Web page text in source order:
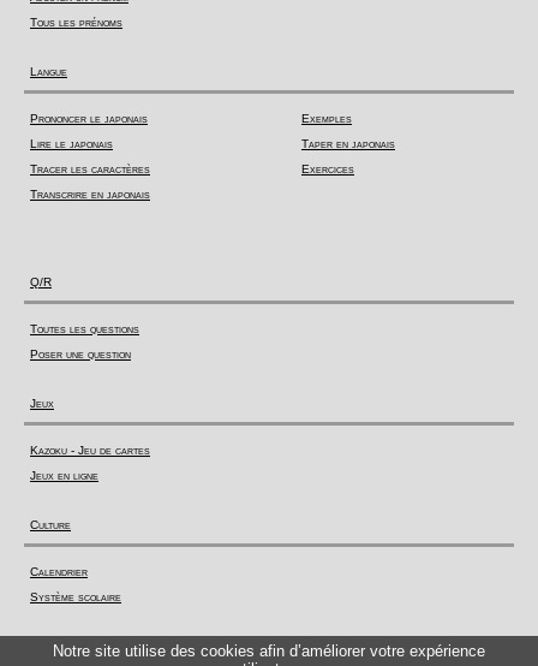
Notre site utilise des cookies afin d’améliorer votre expérience
Tous les prénoms
Langue
Prononcer le japonais
Lire le japonais
Tracer les caractères
Transcrire en japonais
Exemples
Taper en japonais
Exercices
Q/R
Toutes les questions
Poser une question
Jeux
Kazoku - Jeu de cartes
Jeux en ligne
Culture
Calendrier
Système scolaire
Actualité